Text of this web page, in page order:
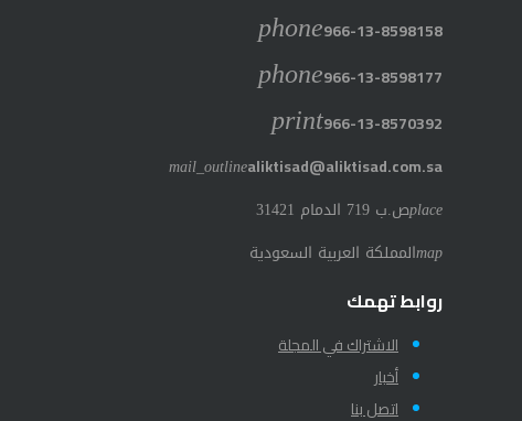
phone966-13-8598158
phone966-13-8598177
print966-13-8570392
mail_outlinealiktisad@aliktisad.com.sa
placeص.ب 719 الدمام 31421
mapالمملكة العربية السعودية
روابط تهمك
الاشتراك في المجلة
أخبار
اتصل بنا